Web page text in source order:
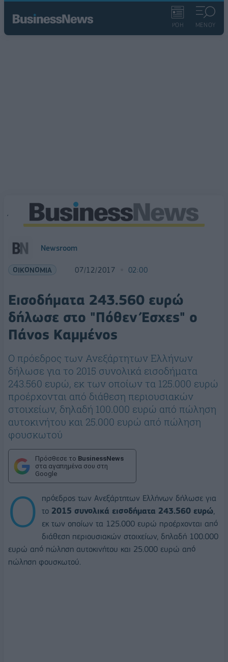
ΡΟΗ ΜΕΝΟΥ
Newsroom
ΟΙΚΟΝΟΜΙΑ 07/12/2017 02:00
Εισοδήματα 243.560 ευρώ
δήλωσε στο "Πόθεν Έσχες" ο
Πάνος Καμμένος
O πρόεδρος των Ανεξάρτητων Ελλήνων
δήλωσε για το 2015 συνολικά εισοδήματα
243.560 ευρώ, εκ των οποίων τα 125.000 ευρώ
προέρχονται από διάθεση περιουσιακών
στοιχείων, δηλαδή 100.000 ευρώ από πώληση
αυτοκινήτου και 25.000 ευρώ από πώληση
φουσκωτού
Πρόσθεσε το BusinessNews
στα αγαπημένα σου στη
Google
O
πρόεδρος των Ανεξάρτητων Ελλήνων δήλωσε για
το 2015 συνολικά εισοδήματα 243.560 ευρώ
εκ των οποίων τα 125.000 ευρώ προέρχονται από
διάθεση περιουσιακών στοιχείων, δηλαδή 100.000
ευρώ από πώληση αυτοκινήτου και 25.000 ευρώ από
πώληση φουσκωτού.